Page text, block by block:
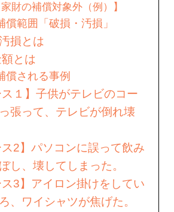
家財の補償対象外（例）】
償範囲「破損・汚損」
損とは
とは
償される事例
ス１】子供がテレビのコー
張って、テレビが倒れ壊
ス2】パソコンに誤って飲み
し、壊してしまった。
ス3】アイロン掛けをしてい
、ワイシャツが焦げた。